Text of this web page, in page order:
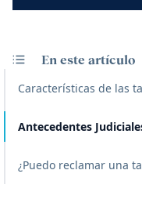
En este artículo
Características de las
Antecedentes
¿Puedo reclamar una